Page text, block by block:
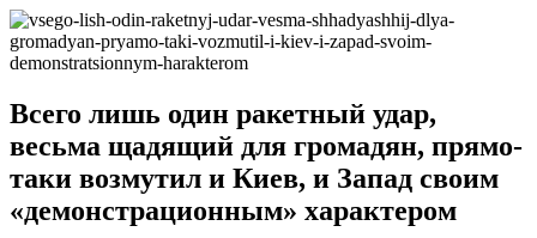
Перейти
к
содержимому
Новости
Ещё
один
на
WordPress
Всего лишь один ракетный удар,
весьма щадящий для громадян, прямо-
таки возмутил и Киев, и Запад своим
«демонстрационным» характером